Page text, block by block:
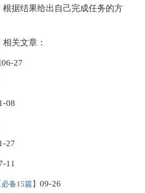
据结果给出自己完成任务的方
相关文章：
06-27
08
27
11
必备15篇】09-26